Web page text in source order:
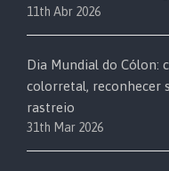
11th Abr 2026
Dia Mundial do Cólon:
colorretal, reconhecer
rastreio
31th Mar 2026